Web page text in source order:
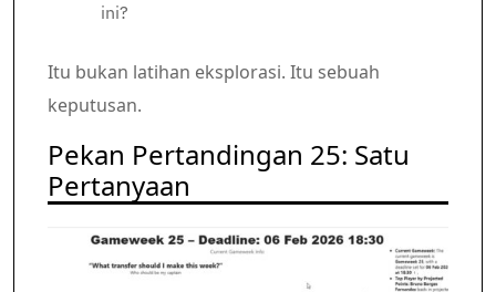
ini?
Itu bukan latihan eksplorasi. Itu sebuah
keputusan.
Pekan Pertandingan 25: Satu
Pertanyaan